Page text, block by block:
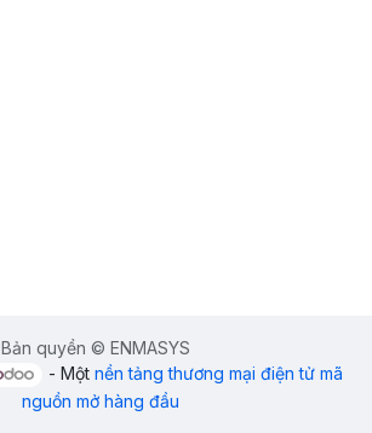
Bản quyền © ENMASYS
- Một nền tảng thương mại điện tử mã
nguồn mở hàng đầu